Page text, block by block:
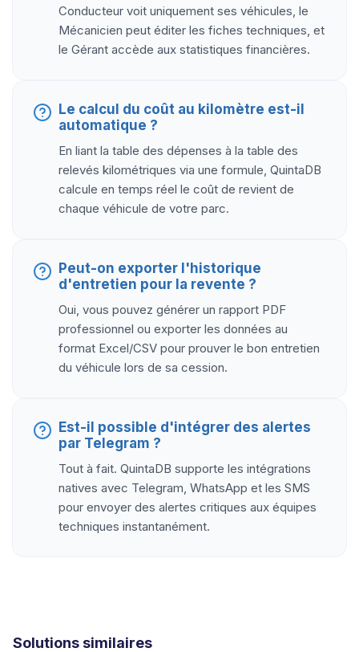
Conducteur voit uniquement ses véhicules, le
Mécanicien peut éditer les fiches techniques, et
le Gérant accède aux statistiques financières.
Le calcul du coût au kilomètre est-il
automatique ?
En liant la table des dépenses à la table des
relevés kilométriques via une formule, QuintaDB
calcule en temps réel le coût de revient de
chaque véhicule de votre parc.
Peut-on exporter l'historique
d'entretien pour la revente ?
Oui, vous pouvez générer un rapport PDF
professionnel ou exporter les données au
format Excel/CSV pour prouver le bon entretien
du véhicule lors de sa cession.
Est-il possible d'intégrer des alertes
par Telegram ?
Tout à fait. QuintaDB supporte les intégrations
natives avec Telegram, WhatsApp et les SMS
pour envoyer des alertes critiques aux équipes
techniques instantanément.
Solutions similaires